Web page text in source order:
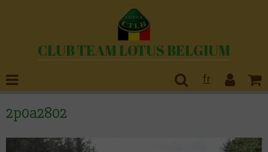
CLUB TEAM LOTUS BELGIUM
fr
2p0a2802